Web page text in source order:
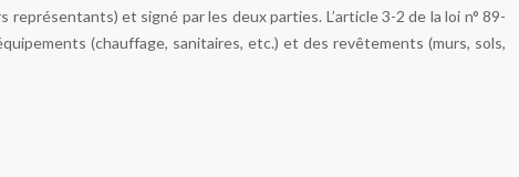
et signé par les deux parties. L’article 3-2 de la loi n° 89-
(chauffage, sanitaires, etc.) et des revêtements (murs, sols,